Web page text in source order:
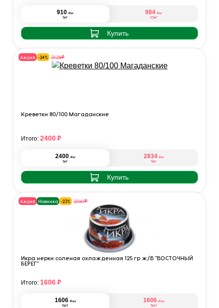
910 ₽/кг
1кг
984 ₽/кг
10кг
Купить
Акция -24% 3128₽
Креветки 80/100 Магаданские
2400 ₽/кг
1кг
2834 ₽/кг
5кг
Купить
Итого: 2400₽
Акция Новинка -23% 2061₽
Икра нерки соленая охлажденная 125 гр ж/б "ВОСТОЧНЫЙ
БЕРЕГ"
1606 ₽/шт
1шт
1606 ₽/шт
5шт
Итого: 1606₽